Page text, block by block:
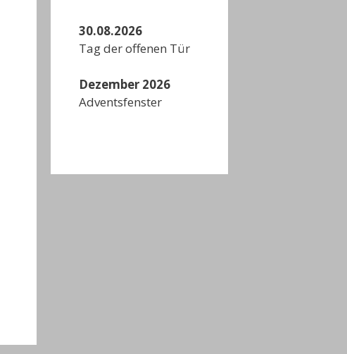
30.08.2026
Tag der offenen Tür
Dezember 2026
Adventsfenster